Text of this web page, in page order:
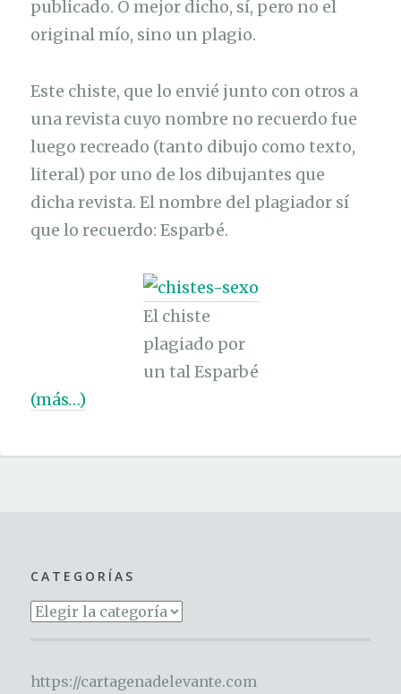
publicado. O mejor dicho, sí, pero no el
original mío, sino un plagio.
Este chiste, que lo envié junto con otros a
una revista cuyo nombre no recuerdo fue
luego recreado (tanto dibujo como texto,
literal) por uno de los dibujantes que
dicha revista. El nombre del plagiador sí
que lo recuerdo: Esparbé.
El chiste
plagiado por
un tal Esparbé
(más…)
CATEGORÍAS
Categorías
https://cartagenadelevante.com